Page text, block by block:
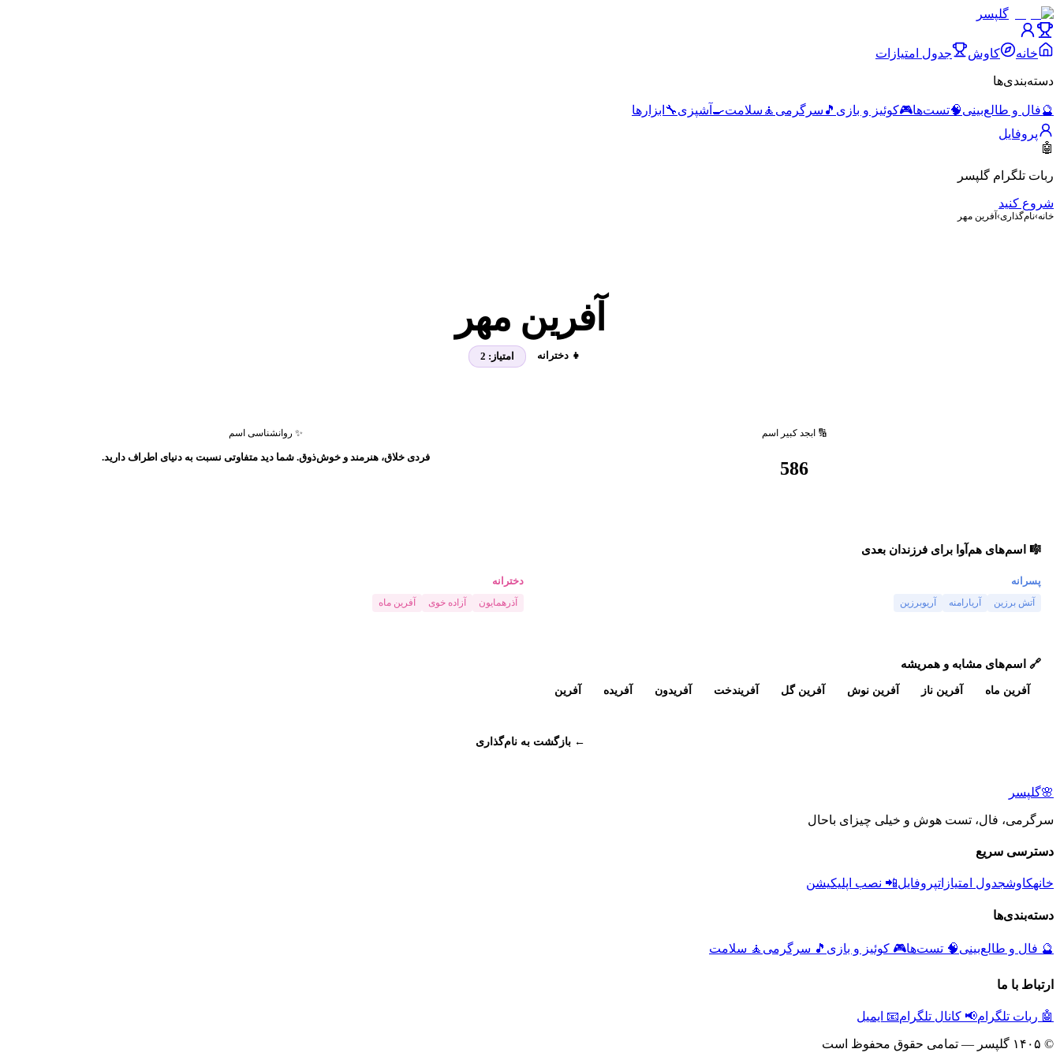
گلپسر
خانه کاوش جدول امتیازات
دسته‌بندی‌ها
🔮فال و طالع‌بینی🧠تست‌ها🎮کوئیز و بازی 🎵 سرگرمی 🧘 سلامت🍳 آشپزی🔧 ابزارها
پروفایل
🤖
ربات تلگرام گلپسر
شروع کنید
خانه›نام‌گذاری› آفرین مهر
آفرین مهر
👧 دخترانه امتیاز: 2
🔢 ابجد کبیر اسم
586
✨ روانشناسی اسم
فردی خلاق، هنرمند و خوش‌ذوق. شما دید متفاوتی نسبت به دنیای اطراف دارید.
🎼 اسم‌های هم‌آوا برای فرزندان بعدی
پسرانه
آتش برزین آریارامنه آریوبرزین
دخترانه
آذرهمایون آزاده خوی آفرین ماه
🔗 اسم‌های مشابه و همریشه
آفرین ماه آفرین ناز آفرین نوش آفرین گل آفریندخت آفریدون آفریده آفرین
← بازگشت به نام‌گذاری
🌸گلپسر
سرگرمی، فال، تست هوش و خیلی چیزای باحال
دسترسی سریع
خانهکاوشجدول امتیازاتپروفایل📲 نصب اپلیکیشن
دسته‌بندی‌ها
🔮 فال و طالع‌بینی🧠 تست‌ها🎮 کوئیز و بازی 🎵 سرگرمی 🧘 سلامت
ارتباط با ما
🤖 ربات تلگرام📢 کانال تلگرام📧 ایمیل
© ۱۴۰۵ گلپسر — تمامی حقوق محفوظ است